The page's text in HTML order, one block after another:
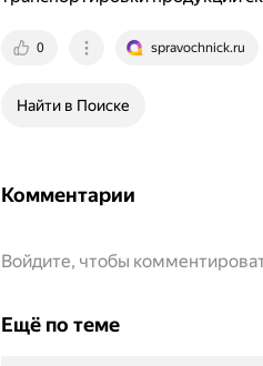
0 spravochnick.ru
Найти в Поиске
Комментарии
Войдите, чтобы
Ещё по теме